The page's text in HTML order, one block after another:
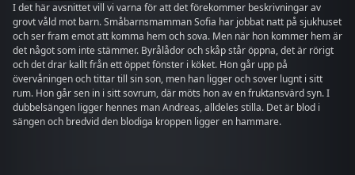
I det här avsnittet vill vi varna för att det förekommer beskrivningar av
grovt våld mot barn. Småbarnsmamman Sofia har jobbat natt på sjukhuset
och ser fram emot att komma hem och sova. Men när hon kommer hem är
det något som inte stämmer. Byrålådor och skåp står öppna, det är rörigt
och det drar kallt från ett öppet fönster i köket. Hon går upp på
övervåningen och tittar till sin son, men han ligger och sover lugnt i sitt
rum. Hon går sen in i sitt sovrum, där möts hon av en fruktansvärd syn. I
dubbelsängen ligger hennes man Andreas, alldeles stilla. Det är blod i
sängen och bredvid den blodiga kroppen ligger en hammare.